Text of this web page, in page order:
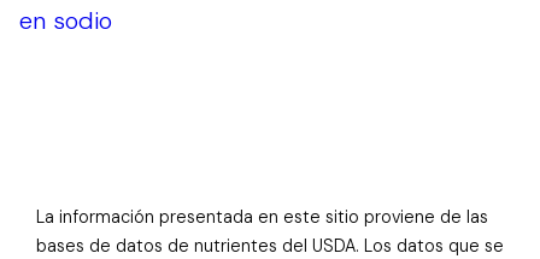
en sodio
La información presentada en este sitio proviene de las
bases de datos de nutrientes del USDA. Los datos que se